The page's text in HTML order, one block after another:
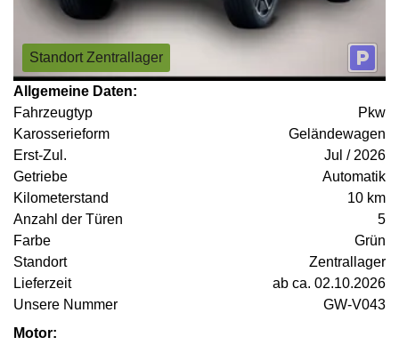
Standort Zentrallager
Allgemeine Daten:
Fahrzeugtyp
Pkw
Karosserieform
Geländewagen
Erst-Zul.
Jul / 2026
Getriebe
Automatik
Kilometerstand
10 km
Anzahl der Türen
5
Farbe
Grün
Standort
Zentrallager
Lieferzeit
ab ca. 02.10.2026
Unsere Nummer
GW-V043
Motor: